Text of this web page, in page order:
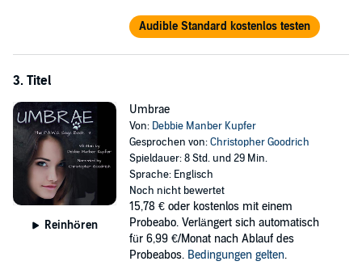
Audible Standard kostenlos testen
3. Titel
Reinhören
Umbrae
Von: Debbie Manber Kupfer
Gesprochen von:Christopher Goodrich
Spieldauer: 8 Std. und 29 Min.
Sprache: Englisch
Noch nicht bewertet
15,78 € oder kostenlos mit einem
Probeabo. Verlängert sich automatisch
für 6,99 €/Monat nach Ablauf des
Probeabos. Bedingungen gelten.